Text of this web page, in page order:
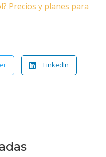
Precios y planes para
LinkedIn